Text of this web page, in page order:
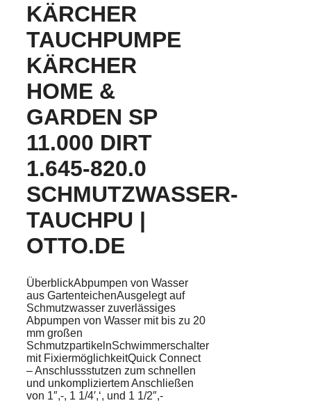
KÄRCHER
TAUCHPUMPE
KÄRCHER
HOME &
GARDEN SP
11.000 DIRT
1.645-820.0
SCHMUTZWASSER-
TAUCHPU |
OTTO.DE
ÜberblickAbpumpen von Wasser
aus GartenteichenAusgelegt auf
Schmutzwasser zuverlässiges
Abpumpen von Wasser mit bis zu 20
mm großen
SchmutzpartikelnSchwimmerschalter
mit FixiermöglichkeitQuick Connect
– Anschlussstutzen zum schnellen
und unkompliziertem Anschließen
von 1″,-, 1 1/4′,‘, und 1 1/2″,-